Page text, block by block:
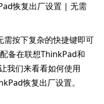
恢复出厂设置 | 无需
按下复杂的快捷键即可
备在联想ThinkPad和
我们来看看如何使用
恢复出厂设置。